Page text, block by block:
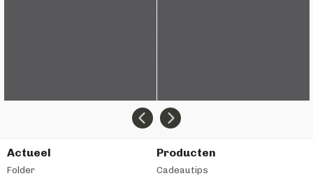
Actueel
Folder
Producten
Cadeautips